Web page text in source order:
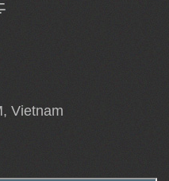
Vietnam